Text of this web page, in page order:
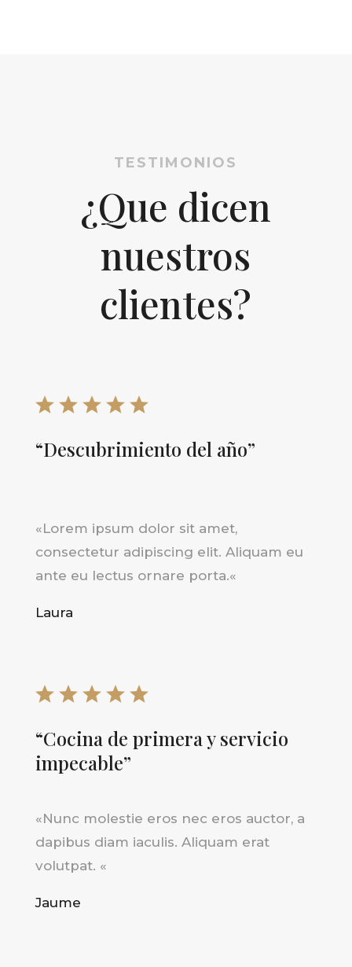
TESTIMONIOS
¿Que dicen
nuestros
clientes?
“Descubrimiento del año”
«Lorem ipsum dolor sit amet,
consectetur adipiscing elit. Aliquam eu
ante eu lectus ornare porta.«
Laura
“Cocina de primera y servicio
impecable”
«Nunc molestie eros nec eros auctor, a
dapibus diam iaculis. Aliquam erat
volutpat. «
Jaume